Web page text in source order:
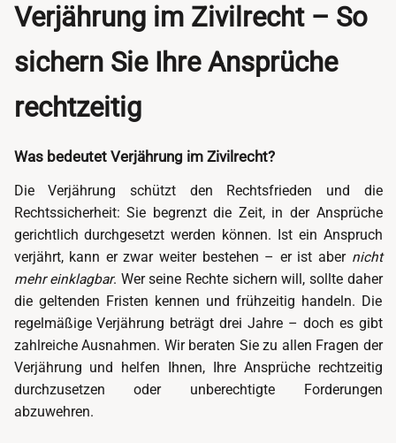
Verjährung im Zivilrecht – So
sichern Sie Ihre Ansprüche
rechtzeitig
Was bedeutet Verjährung im Zivilrecht?
Die Verjährung schützt den Rechtsfrieden und die
Rechtssicherheit: Sie begrenzt die Zeit, in der Ansprüche
gerichtlich durchgesetzt werden können. Ist ein Anspruch
verjährt, kann er zwar weiter bestehen – er ist aber nicht
mehr einklagbar. Wer seine Rechte sichern will, sollte daher
die geltenden Fristen kennen und frühzeitig handeln. Die
regelmäßige Verjährung beträgt drei Jahre – doch es gibt
zahlreiche Ausnahmen. Wir beraten Sie zu allen Fragen der
Verjährung und helfen Ihnen, Ihre Ansprüche rechtzeitig
durchzusetzen oder unberechtigte Forderungen
abzuwehren.